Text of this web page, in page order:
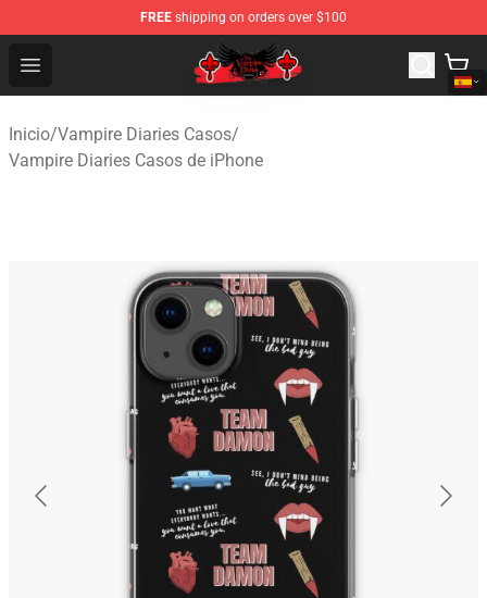
FREE shipping on orders over $100
Open menu
The Vampire Diaries Shop - Official The Vampire
Inicio/Vampire Diaries Casos/
Vampire Diaries Casos de iPhone